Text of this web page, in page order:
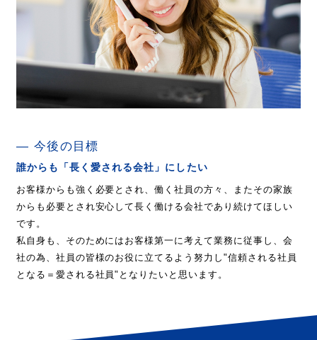
今後の目標
誰からも「長く愛される会社」にしたい
お客様からも強く必要とされ、働く社員の方々、またその家族
からも必要とされ安心して長く働ける会社であり続けてほしい
です。
私自身も、そのためにはお客様第一に考えて業務に従事し、会
社の為、社員の皆様のお役に立てるよう努力し"信頼される社員
となる＝愛される社員"となりたいと思います。